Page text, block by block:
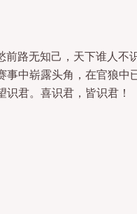
路无知己，天下谁人不
中崭露头角，在官狼中
君。喜识君，皆识君！